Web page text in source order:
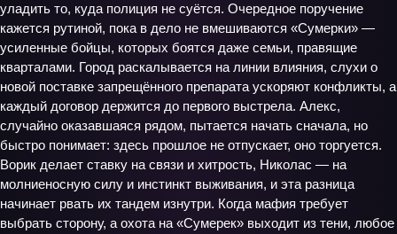
уладить то, куда полиция не суётся. Очередное поручение
кажется рутиной, пока в дело не вмешиваются «Сумерки» —
усиленные бойцы, которых боятся даже семьи, правящие
кварталами. Город раскалывается на линии влияния, слухи о
новой поставке запрещённого препарата ускоряют конфликты, а
каждый договор держится до первого выстрела. Алекс,
случайно оказавшаяся рядом, пытается начать сначала, но
быстро понимает: здесь прошлое не отпускает, оно торгуется.
Ворик делает ставку на связи и хитрость, Николас — на
молниеносную силу и инстинкт выживания, и эта разница
начинает рвать их тандем изнутри. Когда мафия требует
выбрать сторону, а охота на «Сумерек» выходит из тени, любое